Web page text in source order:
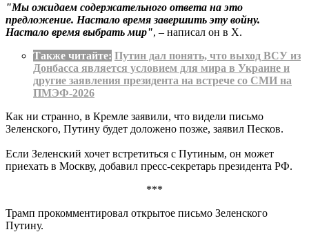
"Мы ожидаем содержательного ответа на это
предложение. Настало время завершить эту войну.
Настало время выбрать мир", – написал он в Х.
Также читайте: Путин дал понять, что выход ВСУ из
Донбасса является условием для мира в Украине и
другие заявления президента на встрече со СМИ на
ПМЭФ-2026
Как ни странно, в Кремле заявили, что видели письмо
Зеленского, Путину будет доложено позже, заявил Песков.
Если Зеленский хочет встретиться с Путиным, он может
приехать в Москву, добавил пресс-секретарь президента РФ.
***
Трамп прокомментировал открытое письмо Зеленского
Путину.